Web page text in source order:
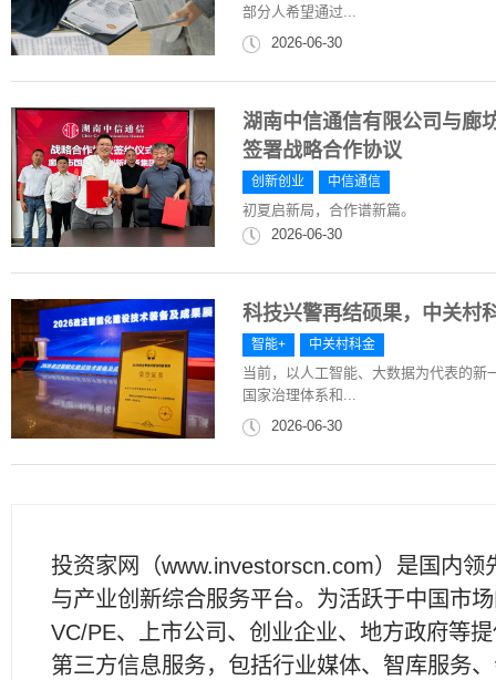
部分人希望通过...
2026-06-30
湖南中信通信有限公司与廊
签署战略合作协议
创新创业 中信通信
初夏启新局，合作谱新篇。
2026-06-30
科技兴警再结硕果，中关村
智能+ 中关村科金
当前，以人工智能、大数据为代表的
国家治理体系和...
2026-06-30
投资家网（www.investorscn.com）是国内领
与产业创新综合服务平台。为活跃于中国市
VC/PE、上市公司、创业企业、地方政府等
第三方信息服务，包括行业媒体、智库服务